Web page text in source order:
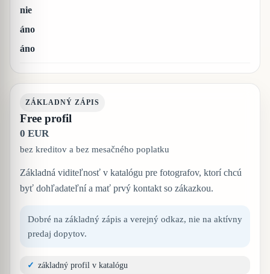
nie
áno
áno
ZÁKLADNÝ ZÁPIS
Free profil
0 EUR
bez kreditov a bez mesačného poplatku
Základná viditeľnosť v katalógu pre fotografov, ktorí chcú
byť dohľadateľní a mať prvý kontakt so zákazkou.
Dobré na základný zápis a verejný odkaz, nie na aktívny
predaj dopytov.
základný profil v katalógu